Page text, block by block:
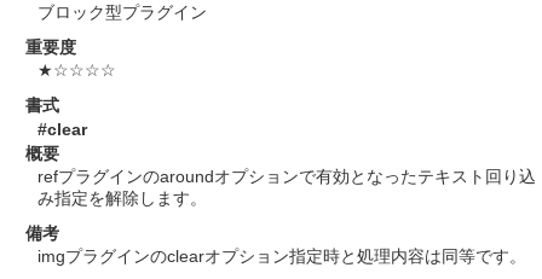
ブロック型プラグイン
重要度
★☆☆☆☆
書式
#clear
概要
refプラグインのaroundオプションで有効となったテキスト回り込
み指定を解除します。
備考
imgプラグインのclearオプション指定時と処理内容は同等です。